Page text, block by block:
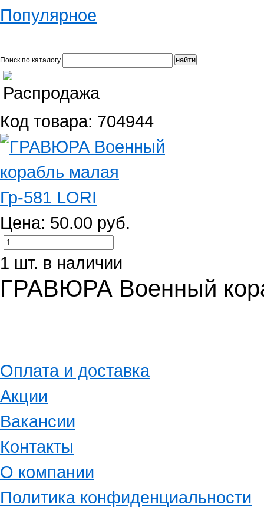
Популярное
Поиск по каталогу
Код товара: 704944
Цена: 50.00 руб.
1 шт. в наличии
ГРАВЮРА Военный
Оплата и доставка
Акции
Вакансии
Контакты
О компании
Политика конфиденциальности